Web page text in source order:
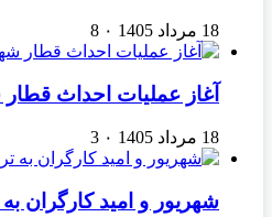
18 مرداد 1405 ۰ 8
آغاز عملیات احداث
18 مرداد 1405 ۰ 3
شهریور و امید کارگران